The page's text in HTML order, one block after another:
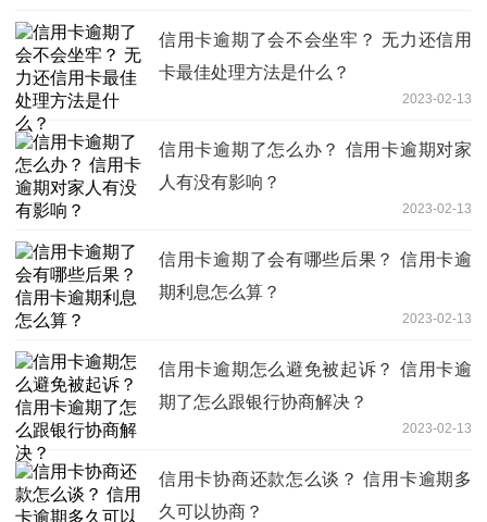
信用卡逾期了会不会坐牢？ 无力还信用
卡最佳处理方法是什么？
2023-02-13
信用卡逾期了怎么办？ 信用卡逾期对家
人有没有影响？
2023-02-13
信用卡逾期了会有哪些后果？ 信用卡逾
期利息怎么算？
2023-02-13
信用卡逾期怎么避免被起诉？ 信用卡逾
期了怎么跟银行协商解决？
2023-02-13
信用卡协商还款怎么谈？ 信用卡逾期多
久可以协商？